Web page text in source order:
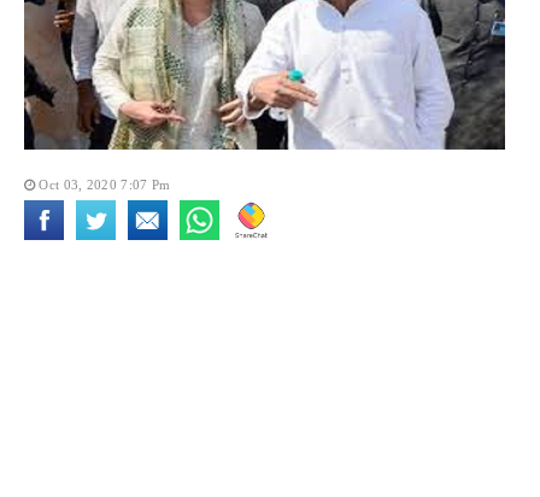
Oct 03, 2020 7:07 Pm